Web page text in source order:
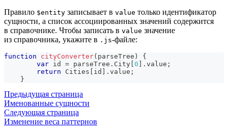
Правило $entity записывает в value только идентификатор
сущности, а список ассоциированных значений содержится
в справочнике. Чтобы записать в value значение
из справочника, укажите в .js-файле:
function сityConverter( parseTree )
{
var id = parseTree . City 0 . value ;
return
Cities id . value ;
}
Предыдущая страница
Именованные сущности
Следующая страница
Изменение веса паттернов